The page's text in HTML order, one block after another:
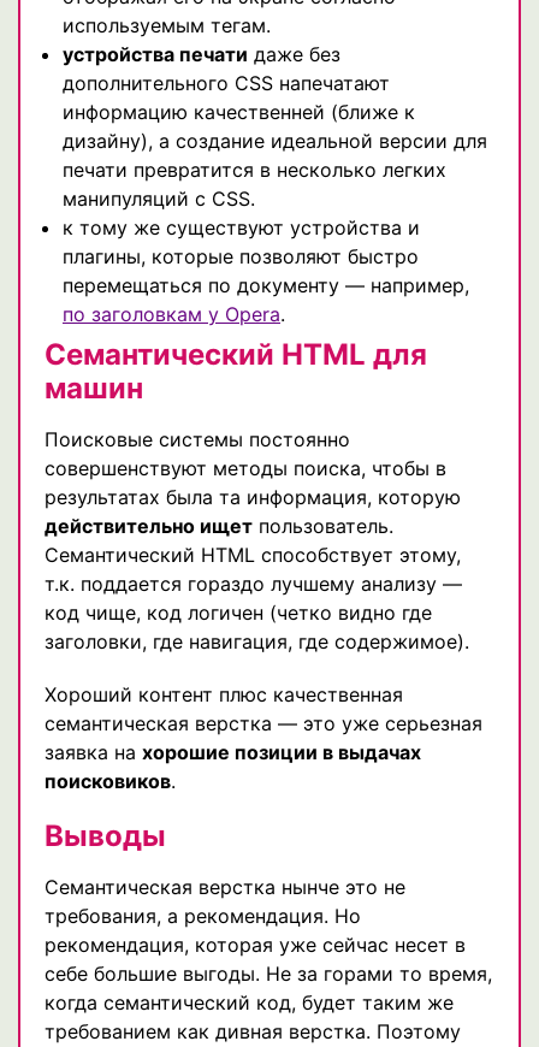
используемым тегам.
устройства печати даже без
дополнительного CSS напечатают
информацию качественней (ближе к
дизайну), а создание идеальной версии для
печати превратится в несколько легких
манипуляций с CSS.
к тому же существуют устройства и
плагины, которые позволяют быстро
перемещаться по документу — например,
по заголовкам у Opera.
Семантический HTML для
машин
Поисковые системы постоянно
совершенствуют методы поиска, чтобы в
результатах была та информация, которую
действительно ищет пользователь.
Семантический HTML способствует этому,
т.к. поддается гораздо лучшему анализу —
код чище, код логичен (четко видно где
заголовки, где навигация, где содержимое).
Хороший контент плюс качественная
семантическая верстка — это уже серьезная
заявка на хорошие позиции в выдачах
поисковиков.
Выводы
Семантическая верстка нынче это не
требования, а рекомендация. Но
рекомендация, которая уже сейчас несет в
себе большие выгоды. Не за горами то время,
когда семантический код, будет таким же
требованием как дивная верстка. Поэтому